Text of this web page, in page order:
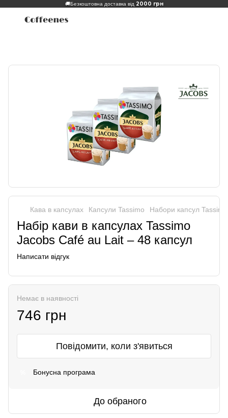
🚚Безкоштовна доставка від 2000 грн
Кава в капсулах Капсули Tassimo Набори капсул Tassimo
Набір кави в капсулах Tassimo
Jacobs Café au Lait – 48 капсул
Написати відгук
Немає в наявності
746 грн
Повідомити, коли з'явиться
Бонусна програма
До обраного